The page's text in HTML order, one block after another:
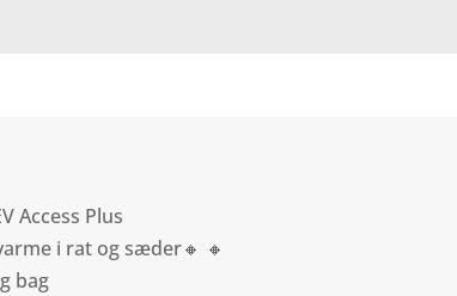
Access Plus
i rat og sæder🔸 🔸
bag